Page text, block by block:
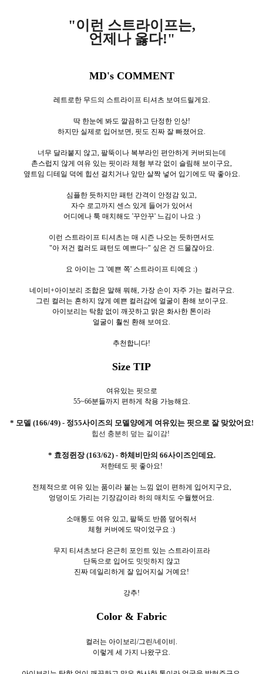
"이런 스트라이프는,
언제나 옳다!"
MD's COMMENT
레트로한 무드의 스트라이프 티셔츠 보여드릴게요.
딱 한눈에 봐도 깔끔하고 단정한 인상!
하지만 실제로 입어보면, 핏도 진짜 잘 빠졌어요.
너무 달라붙지 않고, 팔뚝이나 복부라인 편안하게 커버되는데
촌스럽지 않게 여유 있는 핏이라 체형 부각 없이 슬림해 보이구요,
옆트임 디테일 덕에 힙선 걸치거나 앞만 살짝 넣어 입기에도 딱 좋아요.
심플한 듯하지만 패턴 간격이 안정감 있고,
자수 로고까지 센스 있게 들어가 있어서
어디에나 툭 매치해도 '꾸안꾸' 느김이 나요 :)
이런 스트라이프 티셔츠는 매 시즌 나오는 듯하면서도
"아 저건 컬러도 패턴도 예쁘다~" 싶은 건 드물잖아요.
요 아이는 그 '예쁜 쪽' 스트라이프 티예요 :)
네이비+아이보리 조합은 말해 뭐해, 가장 손이 자주 가는 컬러구요.
그린 컬러는 흔하지 않게 예쁜 컬러감에 얼굴이 환해 보이구요.
아이보리는 탁함 없이 깨끗하고 맑은 화사한 톤이라
얼굴이 훨씬 환해 보여요.
추천합니다!
Size TIP
여유있는 핏으로
55~66분들까지 편하게 착용 가능해요.
* 모델 (166/49) - 정55사이즈의 모델양에게 여유있는 핏으로 잘 맞았어요!
힙선 충분히 덮는 길이감!
* 효정쥔장 (163/62) - 하체비만의 66사이즈인데요.
저한테도 핏 좋아요!
전체적으로 여유 있는 품이라 붙는 느낌 없이 편하게 입어지구요,
엉덩이도 가리는 기장감이라 하의 매치도 수월했어요.
소매통도 여유 있고, 팔뚝도 반쯤 덮어줘서
체형 커버에도 딱이었구요 :)
무지 티셔츠보다 은근히 포인트 있는 스트라이프라
단독으로 입어도 밋밋하지 않고
진짜 데일리하게 잘 입어지실 거예요!
강추!
Color & Fabric
컬러는 아이보리/그린/네이비.
이렇게 세 가지 나왔구요.